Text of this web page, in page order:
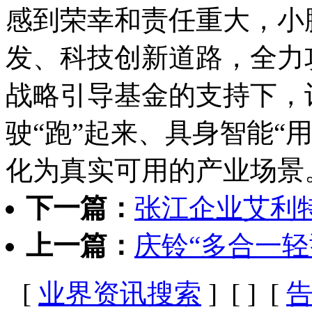
感到荣幸和责任重大，
发、科技创新道路，全
战略引导基金的支持下
驶“跑”起来、具身智能“
化为真实可用的产业场景
下一篇： 张江企业艾利
上一篇： 庆铃“多合一
[ 业界资讯搜索 ] [ ] [